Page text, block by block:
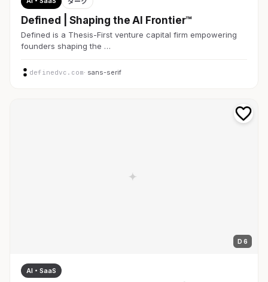
Defined | Shaping the AI Frontier™
Defined is a Thesis-First venture capital firm empowering
founders shaping the …
definedvc.com· sans-serif
D 6
AI・SaaS